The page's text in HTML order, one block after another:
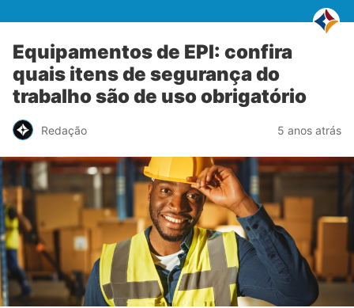
Equipamentos de EPI: confira
quais itens de segurança do
trabalho são de uso obrigatório
Redação 5 anos atrás